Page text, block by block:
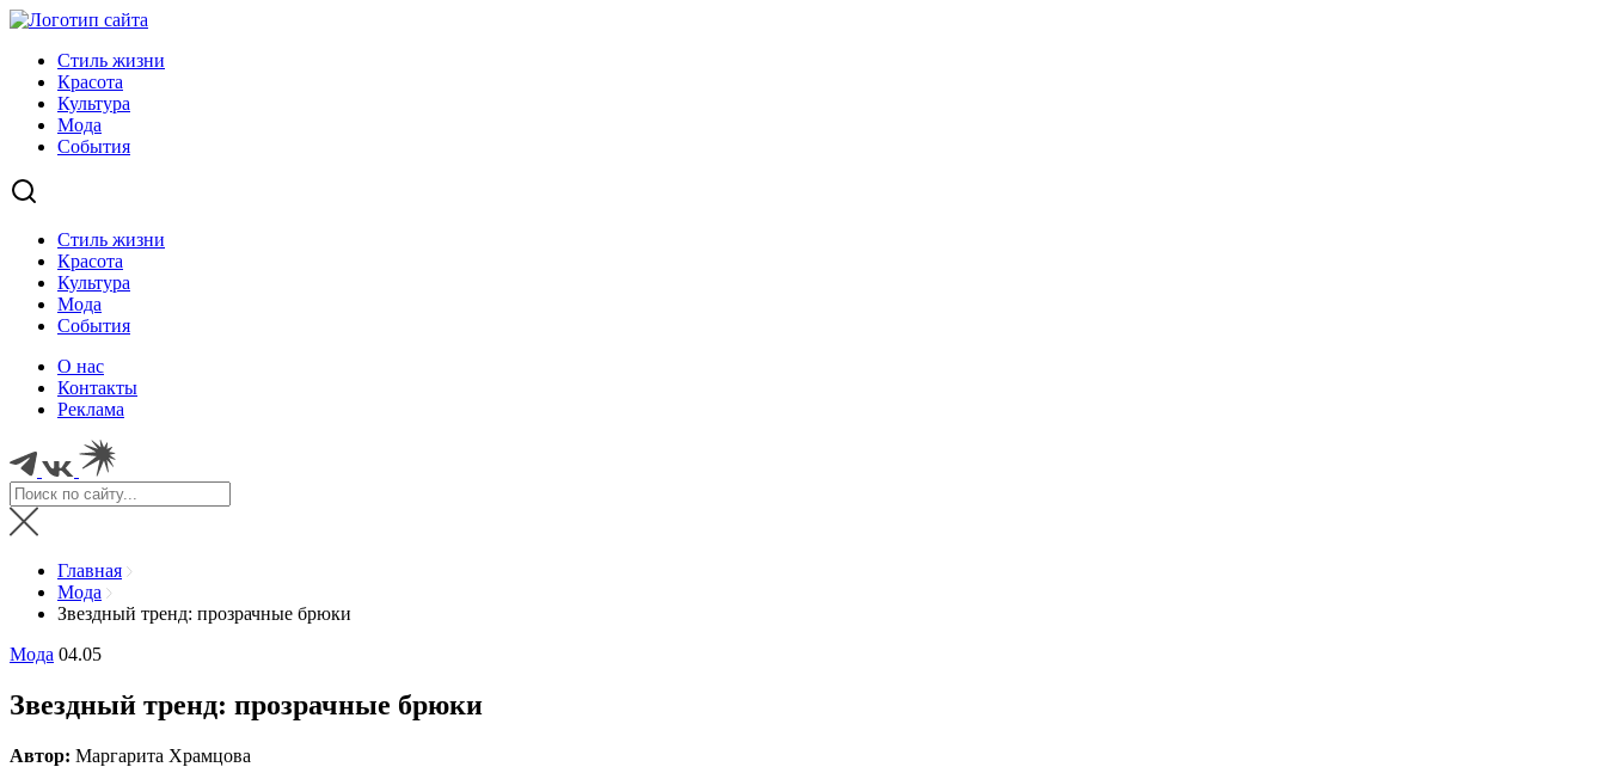
Стиль жизни
Красота
Культура
Мода
События
Стиль жизни
Красота
Культура
Мода
События
О нас
Контакты
Реклама
Главная
Мода
Звездный тренд: прозрачные брюки
Мода 04.05
Звездный тренд: прозрачные брюки
Автор: Маргарита Храмцова